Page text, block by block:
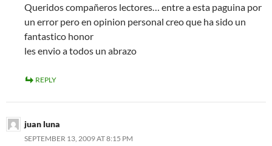
Queridos compañeros lectores… entre a esta paguina por
un error pero en opinion personal creo que ha sido un
fantastico honor
les envio a todos un abrazo
REPLY
juan luna
SEPTEMBER 13, 2009 AT 8:15 PM